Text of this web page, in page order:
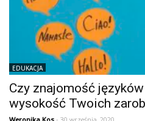
EDUKACJA
Czy znajomość
wysokość Twoich